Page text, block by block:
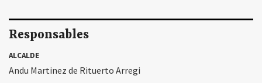
Responsables
ALCALDE
Andu Martinez de Rituerto Arregi